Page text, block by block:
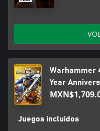
Warhammer
Year
Juegos incluidos